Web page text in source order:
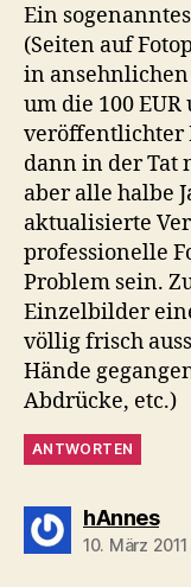
Ein
(Seiten auf
in ansehnlichen
um die 100
veröffentlichter
dann in der Tat
aber alle halbe
aktualisierte
professionelle
Problem sein.
Einzelbilder
völlig frisch
Hände
Abdrücke, etc.)
ANTWORTEN
hAnnes
10. März